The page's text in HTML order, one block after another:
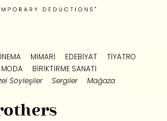
MIMARI EDEBIYAT
TIYATRO
MODA
BIRIKTIRME SANATI
Söyleşiler Sergiler Mağaza